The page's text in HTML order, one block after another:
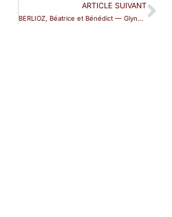
ARTICLE SUIVANT